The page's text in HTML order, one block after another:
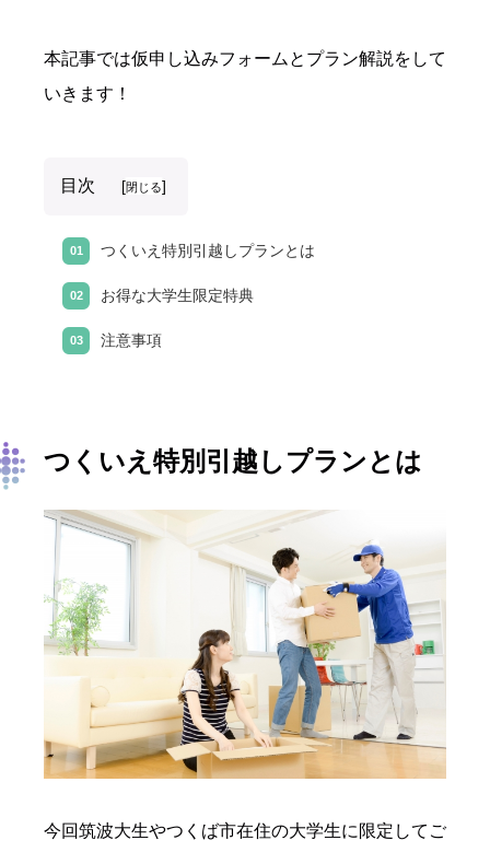
本記事では仮申し込みフォームとプラン解説をして
いきます！
目次 [閉じる]
つくいえ特別引越しプランとは
お得な大学生限定特典
注意事項
つくいえ特別引越しプランとは
今回筑波大生やつくば市在住の大学生に限定してご